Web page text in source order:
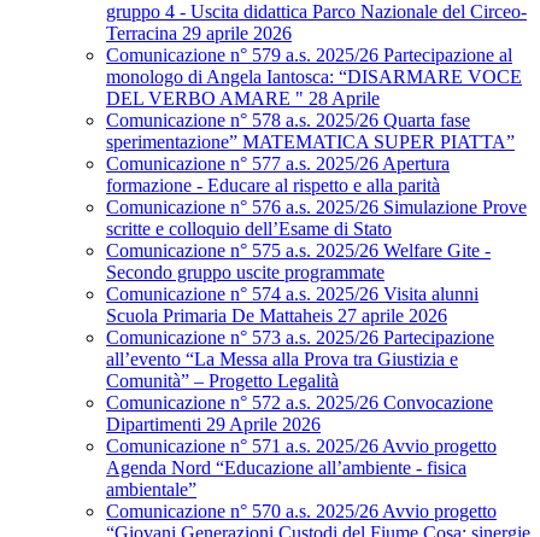
gruppo 4 - Uscita didattica Parco Nazionale del Circeo-
Terracina 29 aprile 2026
Comunicazione n° 579 a.s. 2025/26 Partecipazione al
monologo di Angela Iantosca: “DISARMARE VOCE
DEL VERBO AMARE " 28 Aprile
Comunicazione n° 578 a.s. 2025/26 Quarta fase
sperimentazione” MATEMATICA SUPER PIATTA”
Comunicazione n° 577 a.s. 2025/26 Apertura
formazione - Educare al rispetto e alla parità
Comunicazione n° 576 a.s. 2025/26 Simulazione Prove
scritte e colloquio dell’Esame di Stato
Comunicazione n° 575 a.s. 2025/26 Welfare Gite -
Secondo gruppo uscite programmate
Comunicazione n° 574 a.s. 2025/26 Visita alunni
Scuola Primaria De Mattaheis 27 aprile 2026
Comunicazione n° 573 a.s. 2025/26 Partecipazione
all’evento “La Messa alla Prova tra Giustizia e
Comunità” – Progetto Legalità
Comunicazione n° 572 a.s. 2025/26 Convocazione
Dipartimenti 29 Aprile 2026
Comunicazione n° 571 a.s. 2025/26 Avvio progetto
Agenda Nord “Educazione all’ambiente - fisica
ambientale”
Comunicazione n° 570 a.s. 2025/26 Avvio progetto